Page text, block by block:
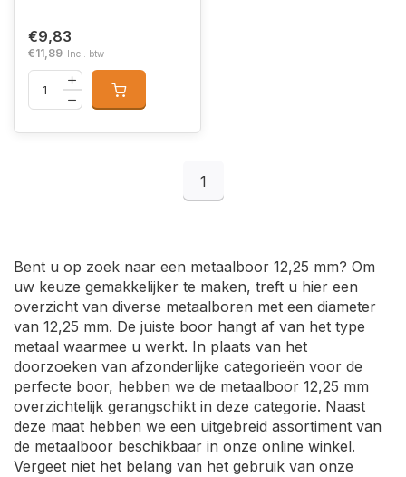
€9,83
€11,89 Incl. btw
1
Bent u op zoek naar een metaalboor 12,25 mm? Om
uw keuze gemakkelijker te maken, treft u hier een
overzicht van diverse metaalboren met een diameter
van 12,25 mm. De juiste boor hangt af van het type
metaal waarmee u werkt. In plaats van het
doorzoeken van afzonderlijke categorieën voor de
perfecte boor, hebben we de metaalboor 12,25 mm
overzichtelijk gerangschikt in deze categorie. Naast
deze maat hebben we een uitgebreid assortiment van
de metaalboor beschikbaar in onze online winkel.
Vergeet niet het belang van het gebruik van onze